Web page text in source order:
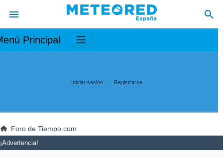
Principal
Iniciar sesión Registrarse
Foro de Tiempo.com
¡Advertencia!